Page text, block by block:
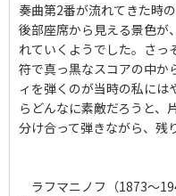
奏曲第2番が流れてきた時
後部座席から見える景色が
れていくようでした。さっ
符で真っ黒なスコアの中か
ィを弾くのが当時の私には
らどんなに素敵だろうと、
分け合って弾きながら、残
ラフマニノフ（1873〜